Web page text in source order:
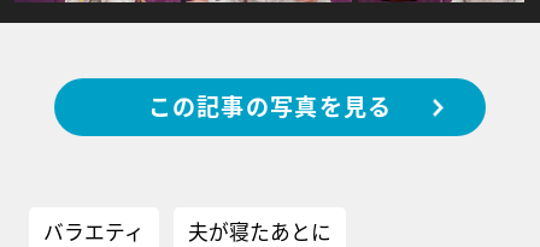
この記事の写真を見る
バラエティ 夫が寝たあとに